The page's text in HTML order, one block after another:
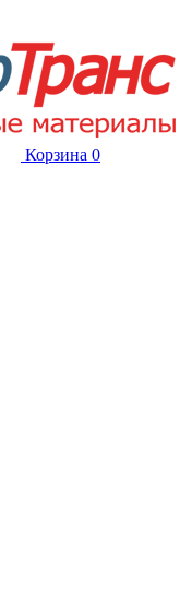
Корзина 0